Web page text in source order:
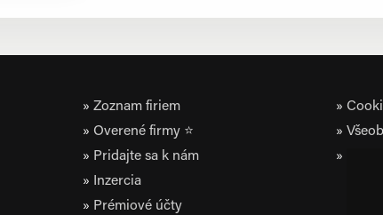
Zoznam firiem
Overené firmy ⭐
Pridajte sa k nám
Inzercia
Prémiové účty